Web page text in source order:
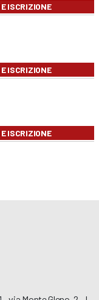
ISCRIZIONE
ISCRIZIONE
ISCRIZIONE